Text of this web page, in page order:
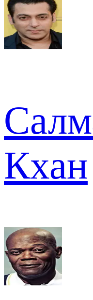
Кхан